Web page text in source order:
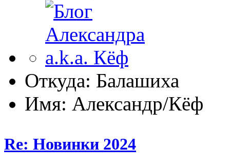
Откуда: Балашиха
Имя: Александр/Кёф
Re: Новинки 2024